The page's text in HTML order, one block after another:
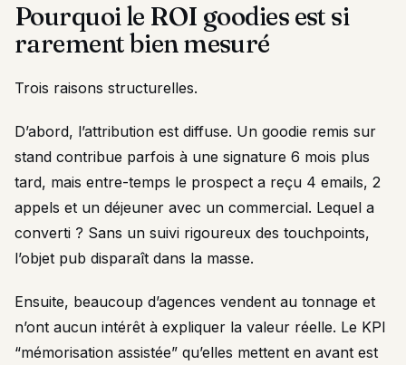
Pourquoi le ROI goodies est si
rarement bien mesuré
Trois raisons structurelles.
D’abord, l’attribution est diffuse. Un goodie remis sur
stand contribue parfois à une signature 6 mois plus
tard, mais entre-temps le prospect a reçu 4 emails, 2
appels et un déjeuner avec un commercial. Lequel a
converti ? Sans un suivi rigoureux des touchpoints,
l’objet pub disparaît dans la masse.
Ensuite, beaucoup d’agences vendent au tonnage et
n’ont aucun intérêt à expliquer la valeur réelle. Le KPI
“mémorisation assistée” qu’elles mettent en avant est